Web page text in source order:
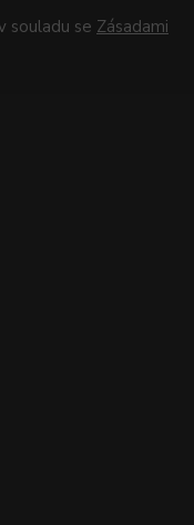
souladu se Zásadami